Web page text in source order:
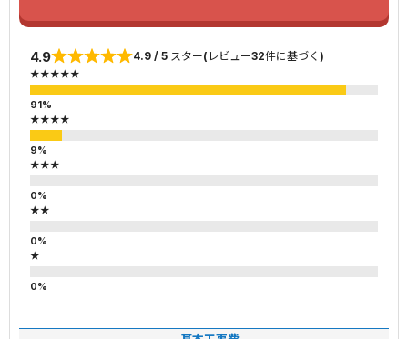
4.9 4.9 / 5 スター(レビュー32件に基づく)
★★★★★
★★★★
★★★
★★
★